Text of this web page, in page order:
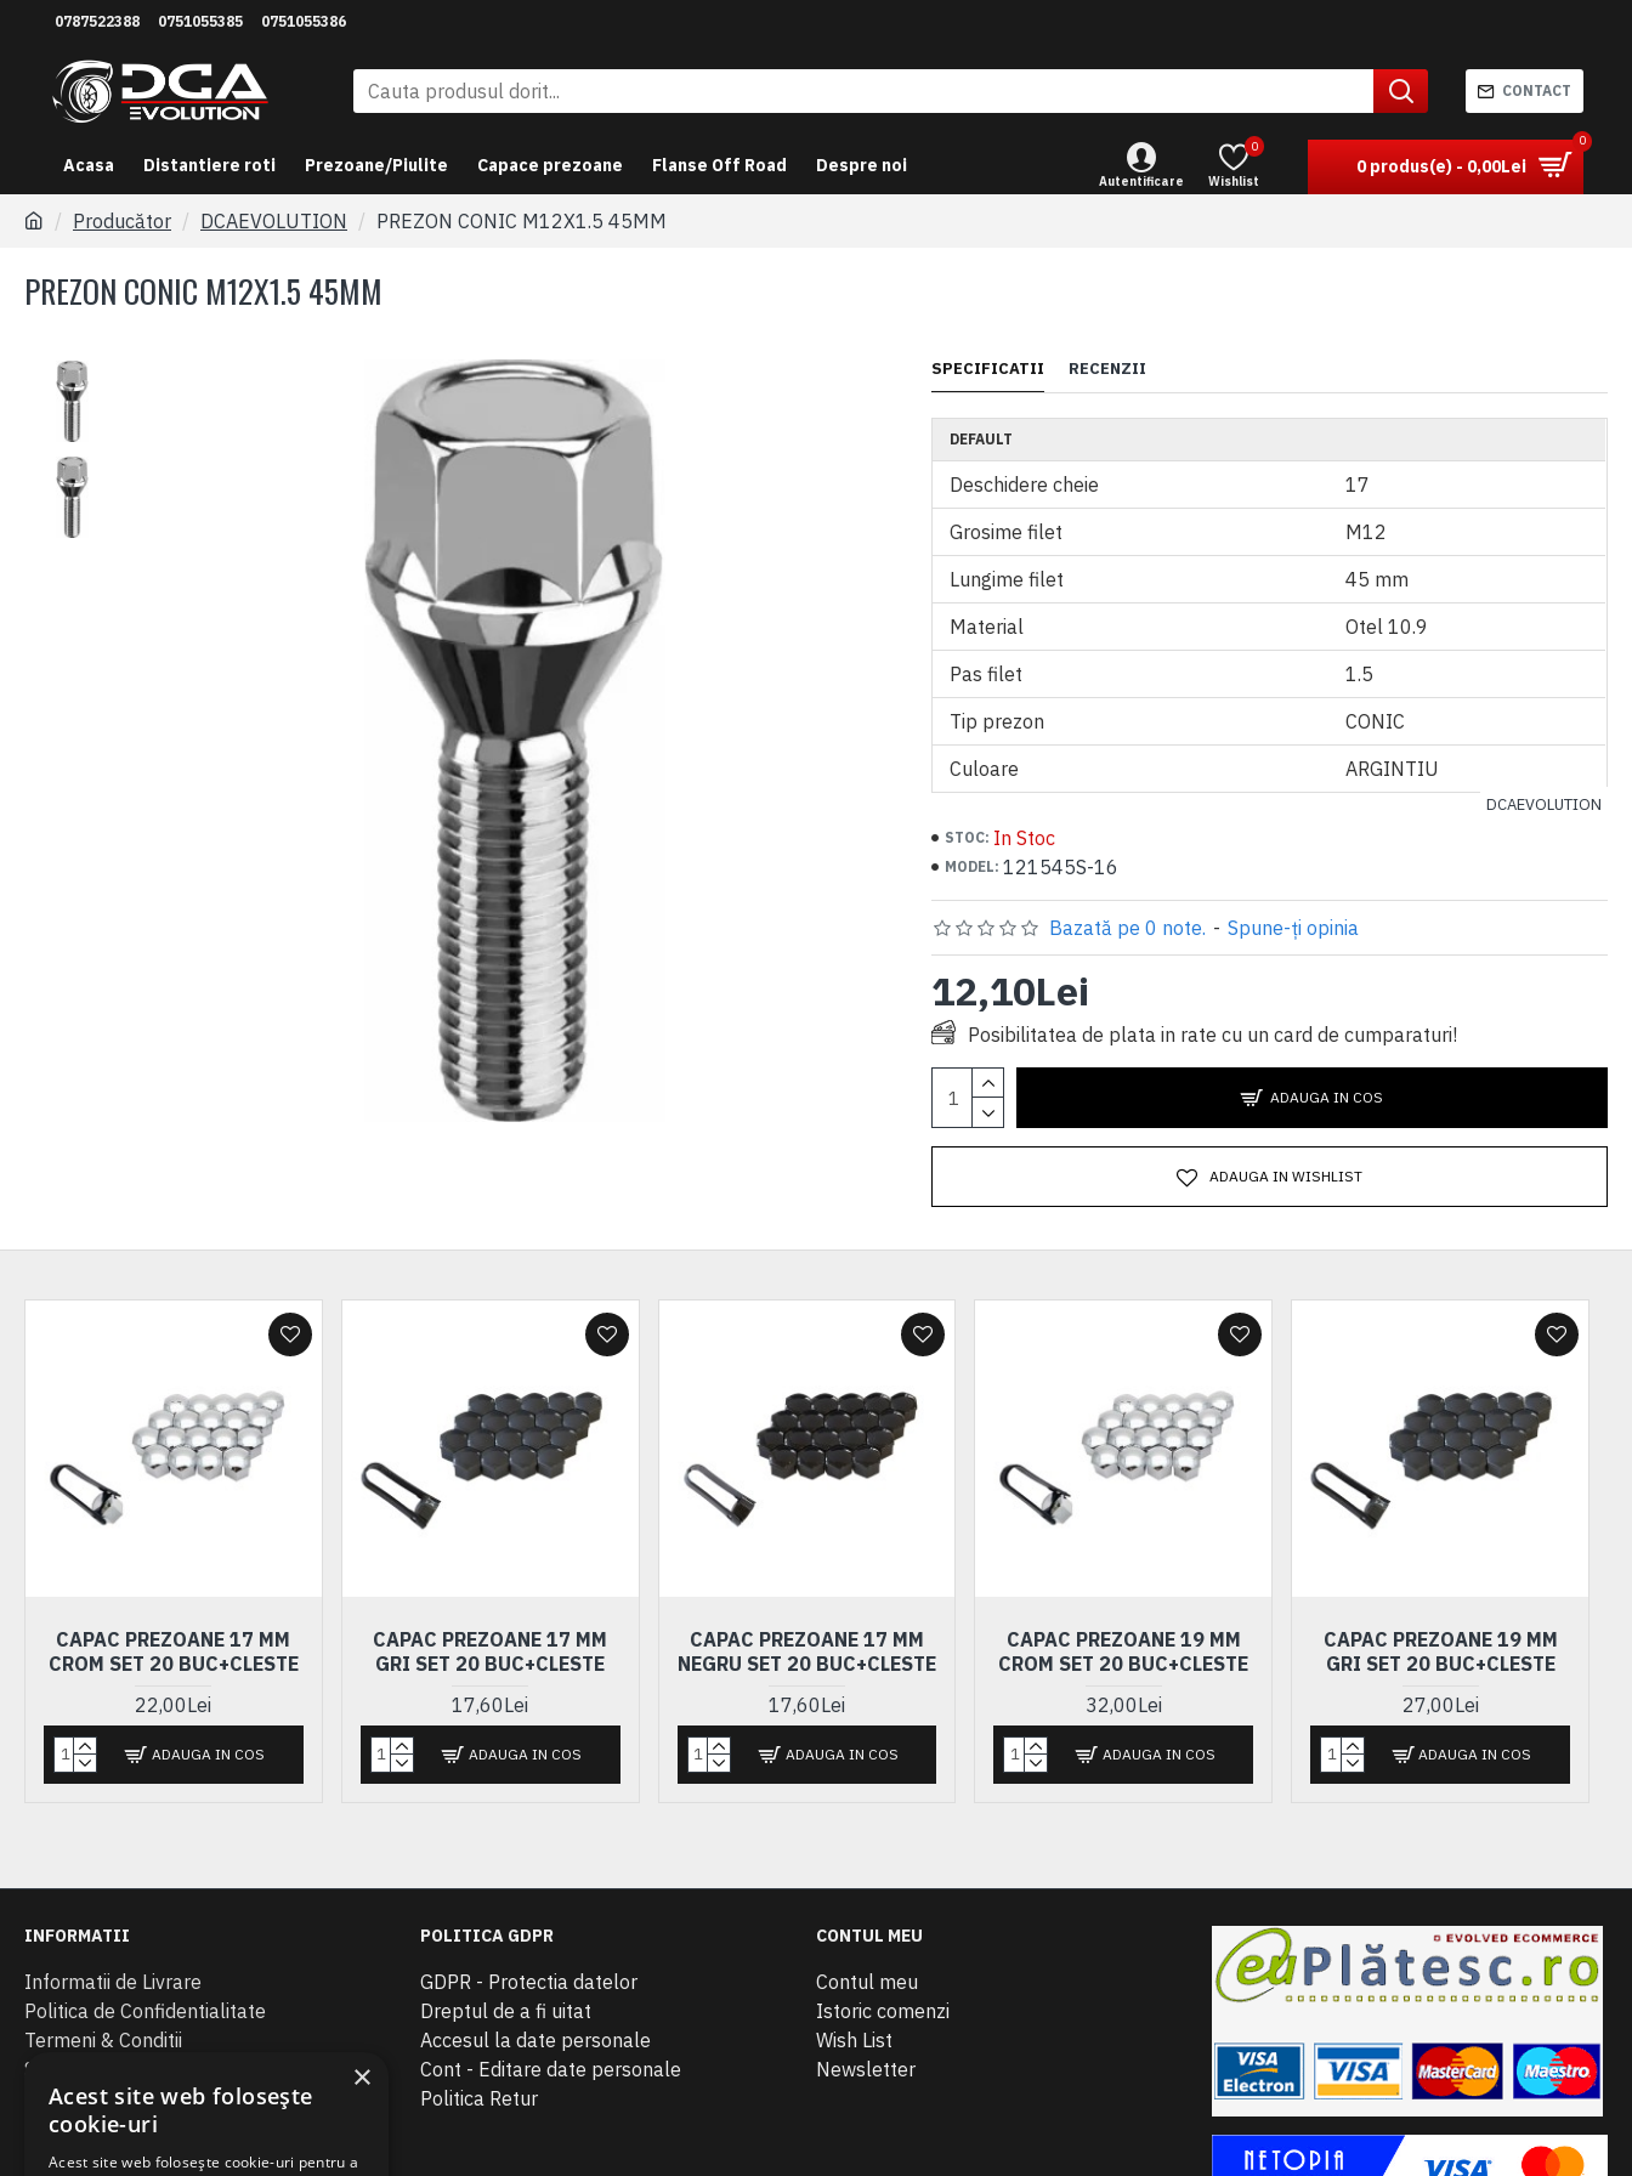
0787522388 0751055385 0751055386
CONTACT
Acasa Distantiere roti Prezoane/Piulite Capace prezoane Flanse Off Road Despre noi
Autentificare Wishlist
0
0 produs(e) - 0,00Lei
0
Producător DCAEVOLUTION PREZON CONIC M12X1.5 45MM
PREZON CONIC M12X1.5 45MM
SPECIFICATII RECENZII
DEFAULT
Deschidere cheie
17
Grosime filet
M12
Lungime filet
45 mm
Material
Otel 10.9
Pas filet
1.5
Tip prezon
CONIC
Culoare
ARGINTIU
STOC: In Stoc
MODEL: 121545S-16
DCAEVOLUTION
Bazată pe 0 note. - Spune-ţi opinia
12,10Lei
Posibilitatea de plata in rate cu un card de cumparaturi!
ADAUGA IN COS
ADAUGA IN WISHLIST
CAPAC PREZOANE 17 MM
CROM SET 20 BUC+CLESTE
22,00Lei
ADAUGA IN COS
CAPAC PREZOANE 17 MM
GRI SET 20 BUC+CLESTE
17,60Lei
ADAUGA IN COS
CAPAC PREZOANE 17 MM
NEGRU SET 20 BUC+CLESTE
17,60Lei
ADAUGA IN COS
CAPAC PREZOANE 19 MM
CROM SET 20 BUC+CLESTE
32,00Lei
ADAUGA IN COS
CAPAC PREZOANE 19 MM
GRI SET 20 BUC+CLESTE
27,00Lei
ADAUGA IN COS
INFORMATII
Informatii de Livrare
Politica de Confidentialitate
Termeni & Conditii
SOL
ANPC
POLITICA GDPR
GDPR - Protectia datelor
Dreptul de a fi uitat
Accesul la date personale
Cont - Editare date personale
Politica Retur
CONTUL MEU
Contul meu
Istoric comenzi
Wish List
Newsletter
×
Acest site web folosește
cookie-uri
Acest site web folosește cookie-uri pentru a